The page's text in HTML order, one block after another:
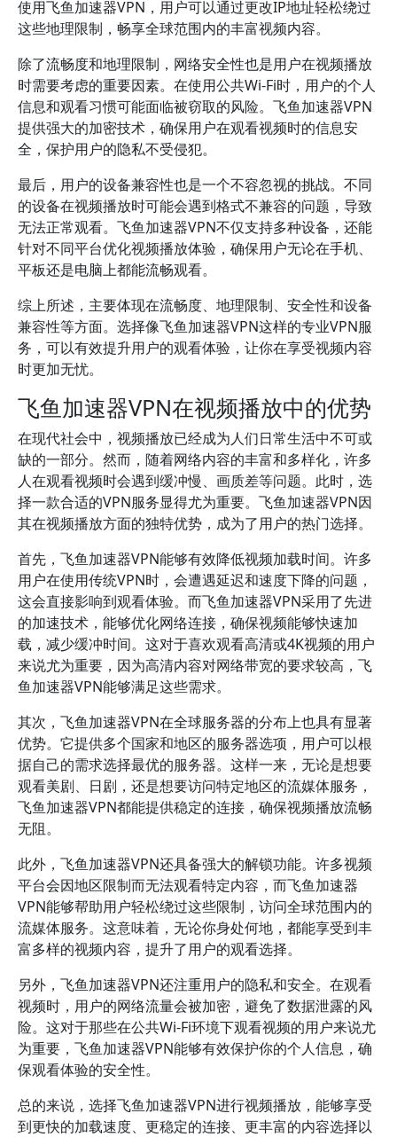
使用飞鱼加速器VPN，用户可以通过更改IP地址轻松绕过
这些地理限制，畅享全球范围内的丰富视频内容。
除了流畅度和地理限制，网络安全性也是用户在视频播放
时需要考虑的重要因素。在使用公共Wi-Fi时，用户的个人
信息和观看习惯可能面临被窃取的风险。飞鱼加速器VPN
提供强大的加密技术，确保用户在观看视频时的信息安
全，保护用户的隐私不受侵犯。
最后，用户的设备兼容性也是一个不容忽视的挑战。不同
的设备在视频播放时可能会遇到格式不兼容的问题，导致
无法正常观看。飞鱼加速器VPN不仅支持多种设备，还能
针对不同平台优化视频播放体验，确保用户无论在手机、
平板还是电脑上都能流畅观看。
综上所述，主要体现在流畅度、地理限制、安全性和设备
兼容性等方面。选择像飞鱼加速器VPN这样的专业VPN服
务，可以有效提升用户的观看体验，让你在享受视频内容
时更加无忧。
飞鱼加速器VPN在视频播放中的优势
在现代社会中，视频播放已经成为人们日常生活中不可或
缺的一部分。然而，随着网络内容的丰富和多样化，许多
人在观看视频时会遇到缓冲慢、画质差等问题。此时，选
择一款合适的VPN服务显得尤为重要。飞鱼加速器VPN因
其在视频播放方面的独特优势，成为了用户的热门选择。
首先，飞鱼加速器VPN能够有效降低视频加载时间。许多
用户在使用传统VPN时，会遭遇延迟和速度下降的问题，
这会直接影响到观看体验。而飞鱼加速器VPN采用了先进
的加速技术，能够优化网络连接，确保视频能够快速加
载，减少缓冲时间。这对于喜欢观看高清或4K视频的用户
来说尤为重要，因为高清内容对网络带宽的要求较高，飞
鱼加速器VPN能够满足这些需求。
其次，飞鱼加速器VPN在全球服务器的分布上也具有显著
优势。它提供多个国家和地区的服务器选项，用户可以根
据自己的需求选择最优的服务器。这样一来，无论是想要
观看美剧、日剧，还是想要访问特定地区的流媒体服务，
飞鱼加速器VPN都能提供稳定的连接，确保视频播放流畅
无阻。
此外，飞鱼加速器VPN还具备强大的解锁功能。许多视频
平台会因地区限制而无法观看特定内容，而飞鱼加速器
VPN能够帮助用户轻松绕过这些限制，访问全球范围内的
流媒体服务。这意味着，无论你身处何地，都能享受到丰
富多样的视频内容，提升了用户的观看选择。
另外，飞鱼加速器VPN还注重用户的隐私和安全。在观看
视频时，用户的网络流量会被加密，避免了数据泄露的风
险。这对于那些在公共Wi-Fi环境下观看视频的用户来说尤
为重要，飞鱼加速器VPN能够有效保护你的个人信息，确
保观看体验的安全性。
总的来说，选择飞鱼加速器VPN进行视频播放，能够享受
到更快的加载速度、更稳定的连接、更丰富的内容选择以